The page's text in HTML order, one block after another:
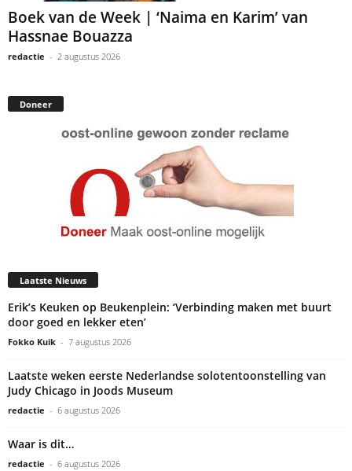
Boek van de Week | ‘Naima en Karim’ van
Hassnae Bouazza
redactie - 2 augustus 2026
Doneer
Laatste Nieuws
Erik’s Keuken op Beukenplein: ‘Verbinding maken met buurt
door goed en lekker eten’
Fokko Kuik - 7 augustus 2026
Laatste weken eerste Nederlandse solotentoonstelling van
Judy Chicago in Joods Museum
redactie - 6 augustus 2026
Waar is dit…
redactie - 6 augustus 2026